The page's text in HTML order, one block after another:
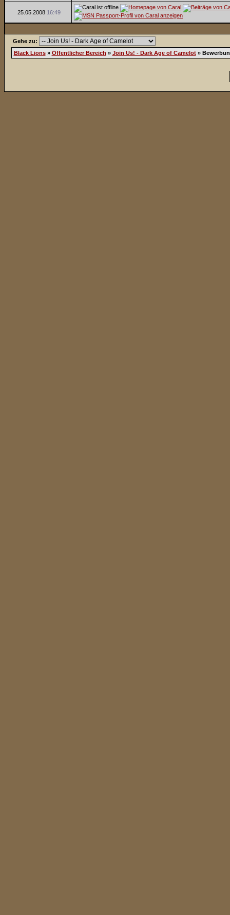
25.05.2008 16:49
Gehe zu:
Black Lions» Öffentlicher Bereich » Join Us! - Dark Age of Camelot»